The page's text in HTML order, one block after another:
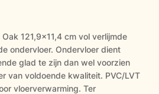
121,9x11,4 cm vol verlijmde
ondervloer. Ondervloer dient
glad te zijn dan wel voorzien
van voldoende kwaliteit. PVC/LVT
vloerverwarming. Ter